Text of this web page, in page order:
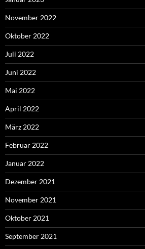
November 2022
Oktober 2022
Juli 2022
Juni 2022
Mai 2022
April 2022
März 2022
Februar 2022
Januar 2022
Dezember 2021
November 2021
Oktober 2021
September 2021